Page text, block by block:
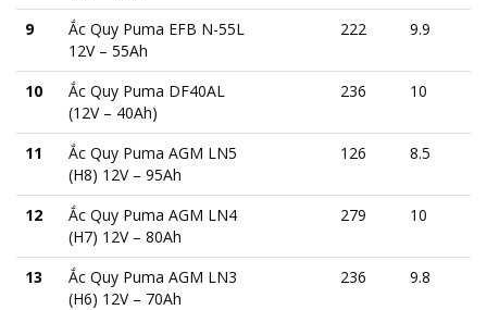
9
Ắc Quy Puma EFB N-55L
12V – 55Ah
222 9.9
10
Ắc Quy Puma DF40AL
(12V – 40Ah)
236 10
11
Ắc Quy Puma AGM LN5
(H8) 12V – 95Ah
126 8.5
12
Ắc Quy Puma AGM LN4
(H7) 12V – 80Ah
279 10
13
Ắc Quy Puma AGM LN3
(H6) 12V – 70Ah
236 9.8